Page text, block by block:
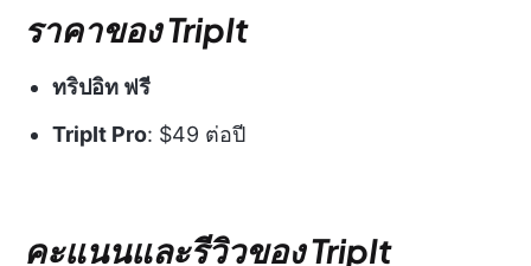
ราคาของ TripIt
ทริปอิท ฟรี
TripIt Pro: $49 ต่อปี
คะแนนและรีวิวของ TripIt